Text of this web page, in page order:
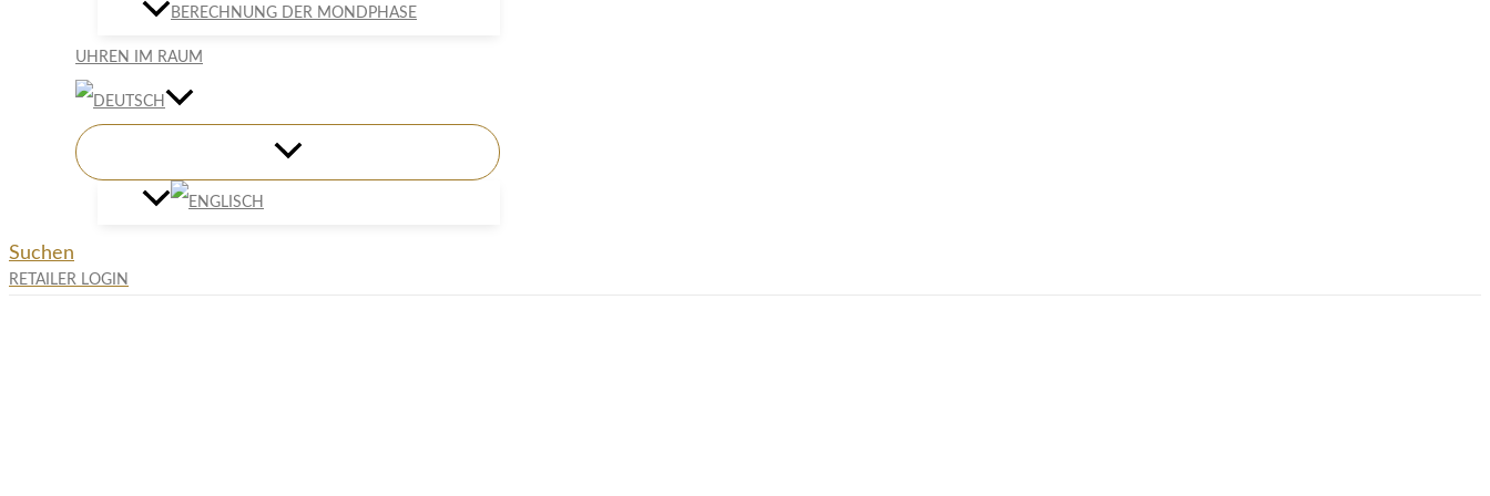
BERECHNUNG DER MONDPHASE
UHREN IM RAUM
Suchen
RETAILER LOGIN